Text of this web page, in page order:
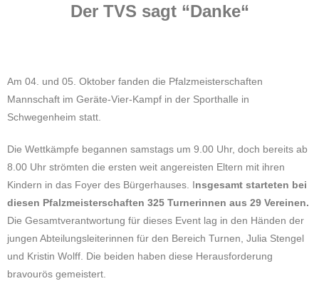
Der TVS sagt “Danke“
Am 04. und 05. Oktober fanden die Pfalzmeisterschaften
Mannschaft im Geräte-Vier-Kampf in der Sporthalle in
Schwegenheim statt.
Die Wettkämpfe begannen samstags um 9.00 Uhr, doch bereits ab
8.00 Uhr strömten die ersten weit angereisten Eltern mit ihren
Kindern in das Foyer des Bürgerhauses. Insgesamt starteten bei
diesen Pfalzmeisterschaften 325 Turnerinnen aus 29 Vereinen.
Die Gesamtverantwortung für dieses Event lag in den Händen der
jungen Abteilungsleiterinnen für den Bereich Turnen, Julia Stengel
und Kristin Wolff. Die beiden haben diese Herausforderung
bravourös gemeistert.